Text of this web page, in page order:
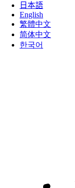
日本語
English
繁體中文
简体中文
한국어